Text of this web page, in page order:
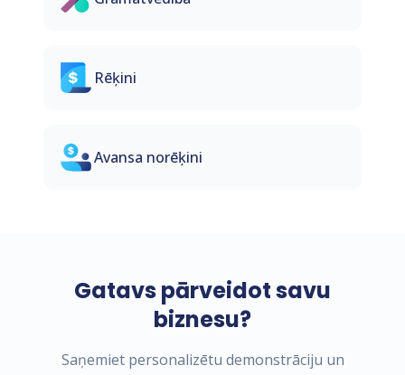
Rēķini
Avansa norēķini
Gatavs pārveidot savu
biznesu?
Saņemiet personalizētu demonstrāciju un